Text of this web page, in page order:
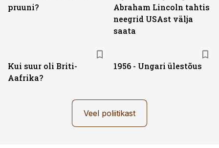
pruuni?
Abraham Lincoln tahtis
neegrid USAst välja
saata
Kui suur oli Briti-
Aafrika?
1956 - Ungari ülestõus
Veel poliitikast